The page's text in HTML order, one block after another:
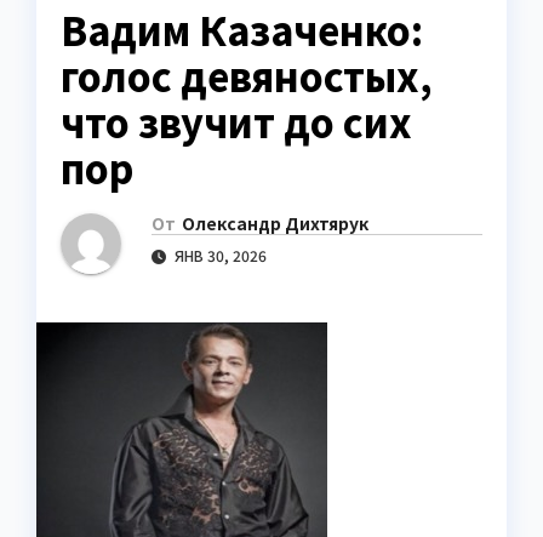
Вадим Казаченко:
голос девяностых,
что звучит до сих
пор
От Олександр Дихтярук
ЯНВ 30, 2026